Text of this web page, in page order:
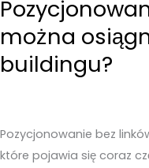
można
buildingu?
Pozycjonowanie bez
które pojawia się coraz